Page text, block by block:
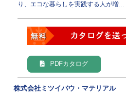
り、エコな暮らしを実践する人が増...
PDFカタログ
株式会社ミツイバウ・マテリアル